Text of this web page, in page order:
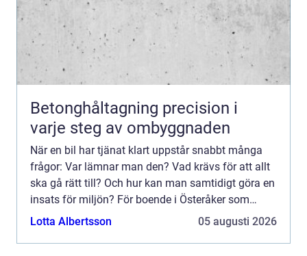
Betonghåltagning precision i
varje steg av ombyggnaden
När en bil har tjänat klart uppstår snabbt många
frågor: Var lämnar man den? Vad krävs för att allt
ska gå rätt till? Och hur kan man samtidigt göra en
insats för miljön? För boende i Österåker som
söker bilskrot Åkersberga handlar valet ofta om att
Lotta Albertsson 05 augusti 2026